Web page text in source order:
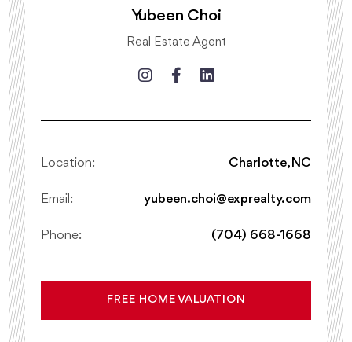
Yubeen Choi
Real Estate Agent
Location: Charlotte, NC
Email: yubeen.choi@exprealty.com
Phone: (704) 668-1668
FREE HOME VALUATION